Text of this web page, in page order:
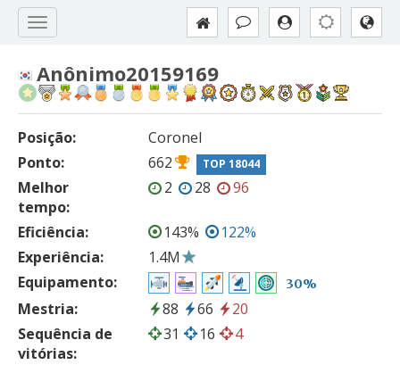
Anônimo20159169
Posição:
Coronel
Ponto:
662 TOP 18044
Melhor
tempo:
2 28 96
Eficiência: 143%
122%
Experiência:
1.4M
Equipamento:
30%
Mestria: 88 66
20
Sequência de
vitórias:
31 16 4